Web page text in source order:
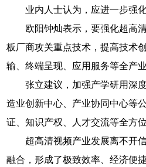
业内人士认为，应进一步强化
欧阳钟灿表示，要强化超高清
板厂商攻关重点技术，提高技术
输、终端呈现、应用服务等全产
张立建议，加强产学研用深度
造业创新中心、产业协同中心等
证、知识产权、人才交流等全方
超高清视频产业发展离不开信
融合，形成了极致效率、经济便